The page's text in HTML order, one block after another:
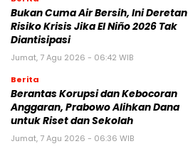
Bukan Cuma Air Bersih, Ini Deretan
Risiko Krisis Jika El Niño 2026 Tak
Diantisipasi
Jumat, 7 Agu 2026 - 06:42 WIB
Berita
Berantas Korupsi dan Kebocoran
Anggaran, Prabowo Alihkan Dana
untuk Riset dan Sekolah
Jumat, 7 Agu 2026 - 06:36 WIB